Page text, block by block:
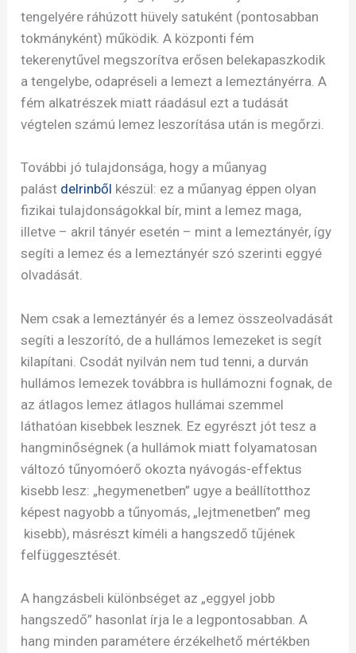
tengelyére ráhúzott hüvely satuként (pontosabban
tokmányként) működik. A központi fém
tekerenytűvel megszorítva erősen belekapaszkodik
a tengelybe, odapréseli a lemezt a lemeztányérra. A
fém alkatrészek miatt ráadásul ezt a tudását
végtelen számú lemez leszorítása után is megőrzi.
További jó tulajdonsága, hogy a műanyag
palást delrinből készül: ez a műanyag éppen olyan
fizikai tulajdonságokkal bír, mint a lemez maga,
illetve – akril tányér esetén – mint a lemeztányér, így
segíti a lemez és a lemeztányér szó szerinti eggyé
olvadását.
Nem csak a lemeztányér és a lemez összeolvadását
segíti a leszorító, de a hullámos lemezeket is segít
kilapítani. Csodát nyilván nem tud tenni, a durván
hullámos lemezek továbbra is hullámozni fognak, de
az átlagos lemez átlagos hullámai szemmel
láthatóan kisebbek lesznek. Ez egyrészt jót tesz a
hangminőségnek (a hullámok miatt folyamatosan
változó tűnyomóerő okozta nyávogás-effektus
kisebb lesz: „hegymenetben” ugye a beállítotthoz
képest nagyobb a tűnyomás, „lejtmenetben” meg
kisebb), másrészt kíméli a hangszedő tűjének
felfüggesztését.
A hangzásbeli különbséget az „eggyel jobb
hangszedő” hasonlat írja le a legpontosabban. A
hang minden paramétere érzékelhető mértékben